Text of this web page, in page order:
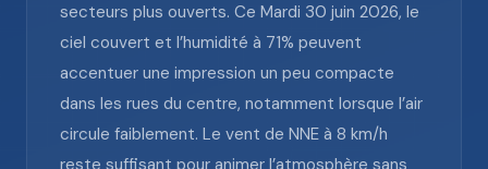
secteurs plus ouverts. Ce Mardi 30 juin 2026, le
ciel couvert et l’humidité à 71% peuvent
accentuer une impression un peu compacte
dans les rues du centre, notamment lorsque l’air
circule faiblement. Le vent de NNE à 8 km/h
reste suffisant pour animer l’atmosphère sans